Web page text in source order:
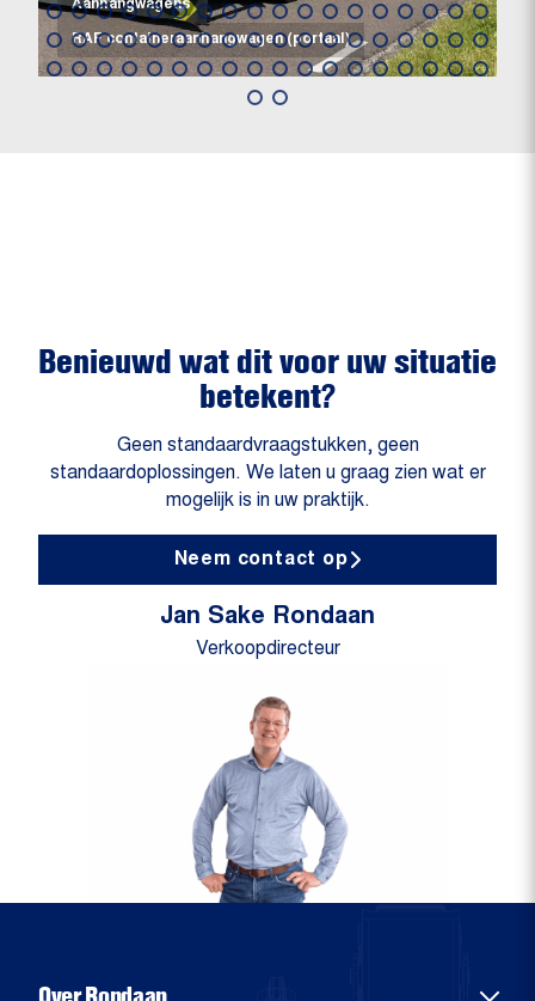
Aanhangwagens
RAF containeraanhangwagen (portaal)
Benieuwd wat dit voor uw situatie
betekent?
Geen standaardvraagstukken, geen
standaardoplossingen. We laten u graag zien wat er
mogelijk is in uw praktijk.
Neem contact op
Jan Sake Rondaan
Verkoopdirecteur